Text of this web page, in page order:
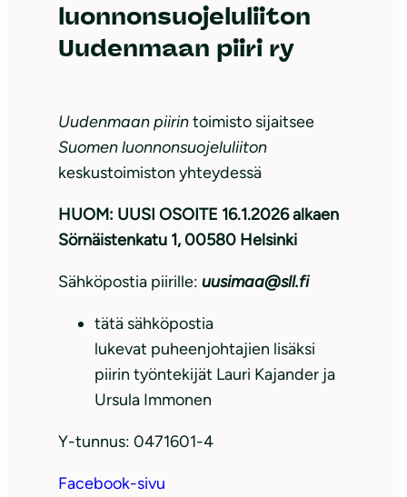
luonnonsuojeluliiton
Uudenmaan piiri ry
Uudenmaan piirintoimisto sijaitsee
Suomen luonnonsuojeluliiton
keskustoimiston yhteydessä
HUOM: UUSI OSOITE 16.1.2026 alkaen
Sörnäistenkatu 1, 00580 Helsinki
Sähköpostia piirille: uusimaa@sll.fi
tätä sähköpostia
lukevat puheenjohtajien lisäksi
piirin työntekijät Lauri Kajander ja
Ursula Immonen
Y-tunnus: 0471601-4
Facebook-sivu